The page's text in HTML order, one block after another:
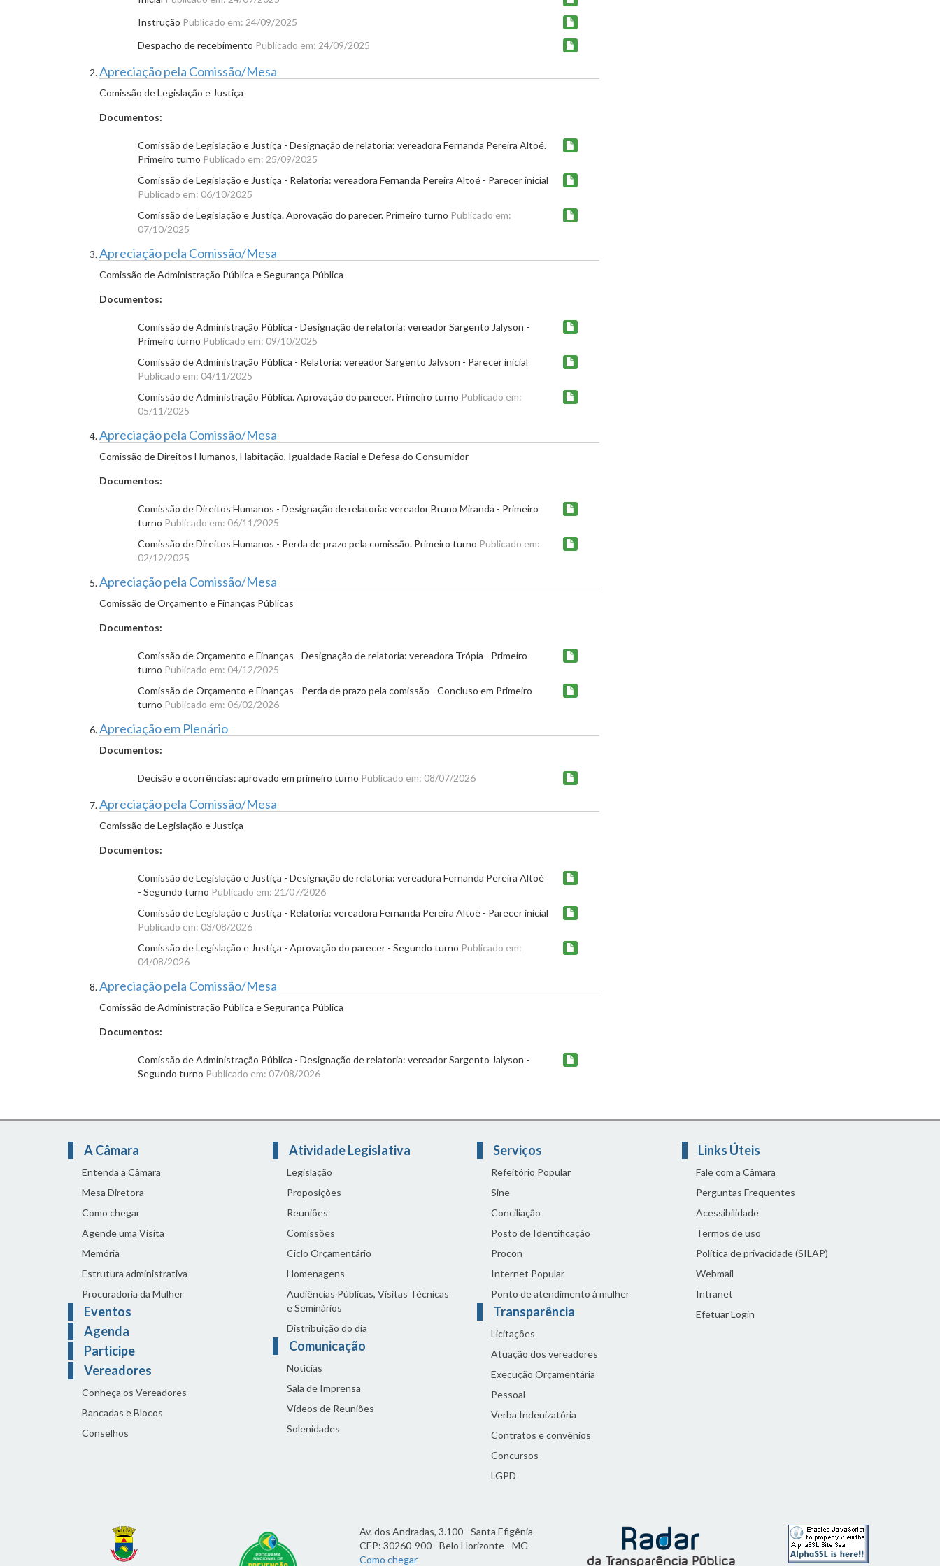
Instrução Publicado em: 24/09/2025
Despacho de recebimento Publicado em: 24/09/2025
Apreciação pela Comissão/Mesa
Comissão de Legislação e Justiça
Documentos:
Comissão de Legislação e Justiça - Designação de relatoria: vereadora Fernanda Pereira Altoé.
Primeiro turno Publicado em: 25/09/2025
Comissão de Legislação e Justiça - Relatoria: vereadora Fernanda Pereira Altoé - Parecer inicial
Publicado em: 06/10/2025
Comissão de Legislação e Justiça. Aprovação do parecer. Primeiro turno Publicado em:
07/10/2025
Apreciação pela Comissão/Mesa
Comissão de Administração Pública e Segurança Pública
Documentos:
Comissão de Administração Pública - Designação de relatoria: vereador Sargento Jalyson -
Primeiro turno Publicado em: 09/10/2025
Comissão de Administração Pública - Relatoria: vereador Sargento Jalyson - Parecer inicial
Publicado em: 04/11/2025
Comissão de Administração Pública. Aprovação do parecer. Primeiro turno Publicado em:
05/11/2025
Apreciação pela Comissão/Mesa
Comissão de Direitos Humanos, Habitação, Igualdade Racial e Defesa do Consumidor
Documentos:
Comissão de Direitos Humanos - Designação de relatoria: vereador Bruno Miranda - Primeiro
turno Publicado em: 06/11/2025
Comissão de Direitos Humanos - Perda de prazo pela comissão. Primeiro turno Publicado em:
02/12/2025
Apreciação pela Comissão/Mesa
Comissão de Orçamento e Finanças Públicas
Documentos:
Comissão de Orçamento e Finanças - Designação de relatoria: vereadora Trópia - Primeiro
turno Publicado em: 04/12/2025
Comissão de Orçamento e Finanças - Perda de prazo pela comissão - Concluso em Primeiro
turno Publicado em: 06/02/2026
Apreciação em Plenário
Documentos:
Decisão e ocorrências: aprovado em primeiro turno Publicado em: 08/07/2026
Apreciação pela Comissão/Mesa
Comissão de Legislação e Justiça
Documentos:
Comissão de Legislação e Justiça - Designação de relatoria: vereadora Fernanda Pereira Altoé
- Segundo turno Publicado em: 21/07/2026
Comissão de Legislação e Justiça - Relatoria: vereadora Fernanda Pereira Altoé - Parecer inicial
Publicado em: 03/08/2026
Comissão de Legislação e Justiça - Aprovação do parecer - Segundo turno Publicado em:
04/08/2026
Apreciação pela Comissão/Mesa
Comissão de Administração Pública e Segurança Pública
Documentos:
Comissão de Administração Pública - Designação de relatoria: vereador Sargento Jalyson -
Segundo turno Publicado em: 07/08/2026
A Câmara
Entenda a Câmara
Mesa Diretora
Como chegar
Agende uma Visita
Memória
Estrutura administrativa
Procuradoria da Mulher
Eventos
Agenda
Participe
Vereadores
Conheça os Vereadores
Bancadas e Blocos
Conselhos
Atividade Legislativa
Legislação
Proposições
Reuniões
Comissões
Ciclo Orçamentário
Homenagens
Audiências Públicas, Visitas Técnicas
e Seminários
Distribuição do dia
Comunicação
Notícias
Sala de Imprensa
Vídeos de Reuniões
Solenidades
Serviços
Refeitório Popular
Sine
Conciliação
Posto de Identificação
Procon
Internet Popular
Ponto de atendimento à mulher
Transparência
Licitações
Atuação dos vereadores
Execução Orçamentária
Pessoal
Verba Indenizatória
Contratos e convênios
Concursos
LGPD
Links Úteis
Fale com a Câmara
Perguntas Frequentes
Acessibilidade
Termos de uso
Política de privacidade (SILAP)
Webmail
Intranet
Efetuar Login
Av. dos Andradas, 3.100 - Santa Efigênia
CEP: 30260-900 - Belo Horizonte - MG
Como chegar